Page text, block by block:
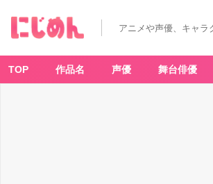
アニメや声優、キャラ
TOP 作品名 声優 舞台俳優